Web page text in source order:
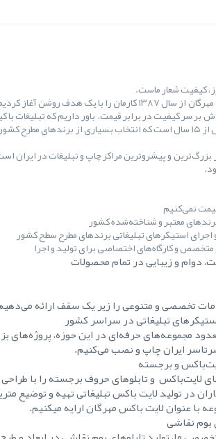
ما در چاپ و تبلیغات مهرگان از سال ۱۳۸۷ کارمان را با
بر سر کیفیت در برابر قیمت. باور داریم که تبلیغات
بوده‌ایم.
بزرگ‌ترین و پیشروترین مراکز چاپ و تبلیغات در ایران
نمی‌کنیم
معتبر و شناخته‌شده کشور
استیکرهای تبلیغاتی برندهای مطرح سطح کشور
و کارگاه‌های اختصاصی برای تولید و اجرا
دوام و زیبایی در تمام محصولات
تخصصی و متنوعی را زیر یک سقف ارائه
تبلیغاتی در سراسر کشور
مجموعه‌های حرفه‌ای در این حوزه، پروژه‌های
ایران چاپ و نصب می‌کنیم.
و برجسته
لایت‌باکس و تابلوهای حروف برجسته را با
در تولید لایت باکس تبلیغاتی تهیه و توضیع
با عنوان لایت باکس مهرگان ارایه میکنیم.
بوم نقاشی